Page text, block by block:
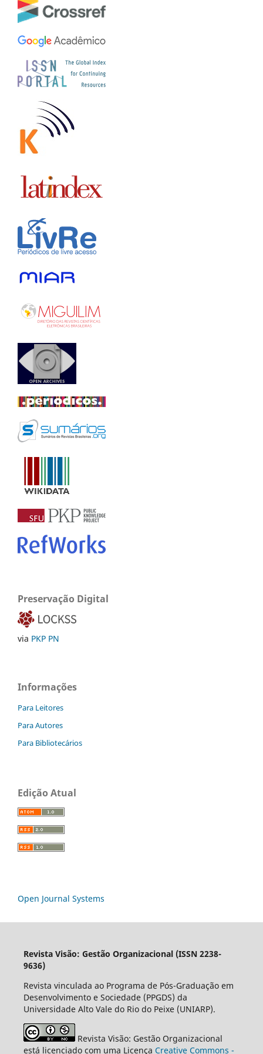
Preservação Digital
via PKP PN
Informações
Para Leitores
Para Autores
Para Bibliotecários
Edição Atual
Open Journal Systems
Revista Visão: Gestão Organizacional (ISSN 2238-
9636)
Revista vinculada ao Programa de Pós-Graduação em
Desenvolvimento e Sociedade (PPGDS) da
Universidade Alto Vale do Rio do Peixe (UNIARP).
Revista Visão: Gestão Organizacional
está licenciado com uma Licença Creative Commons -